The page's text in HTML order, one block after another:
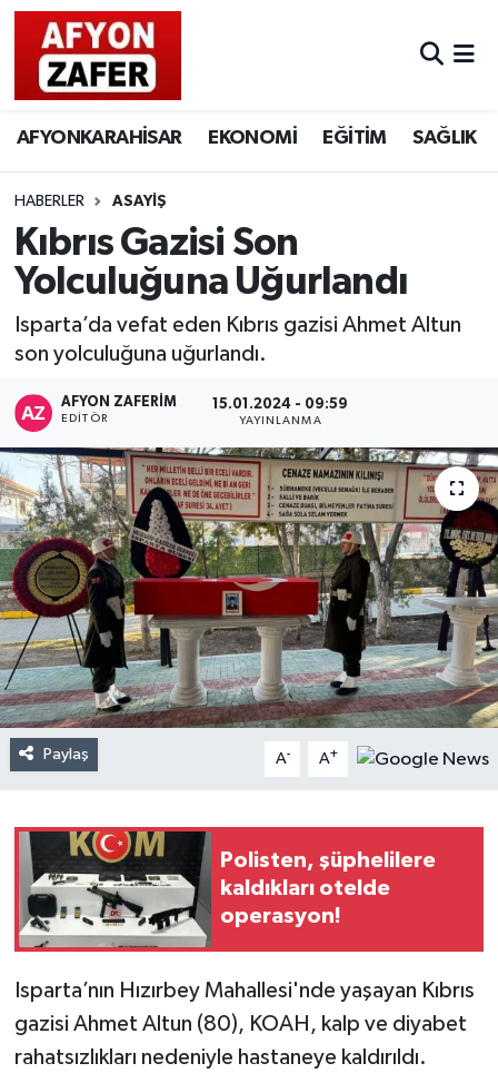
AFYONKARAHİSAR EKONOMİ EĞİTİM SAĞLIK
HABERLER ASAYİŞ
Kıbrıs Gazisi Son
Yolculuğuna Uğurlandı
Isparta’da vefat eden Kıbrıs gazisi Ahmet Altun
son yolculuğuna uğurlandı.
AFYON ZAFERİM
EDITÖR
15.01.2024 - 09:59
YAYINLANMA
Paylaş A- A+
Polisten, şüphelilere
kaldıkları otelde
operasyon!
Isparta’nın Hızırbey Mahallesi'nde yaşayan Kıbrıs
gazisi Ahmet Altun (80), KOAH, kalp ve diyabet
rahatsızlıkları nedeniyle hastaneye kaldırıldı.